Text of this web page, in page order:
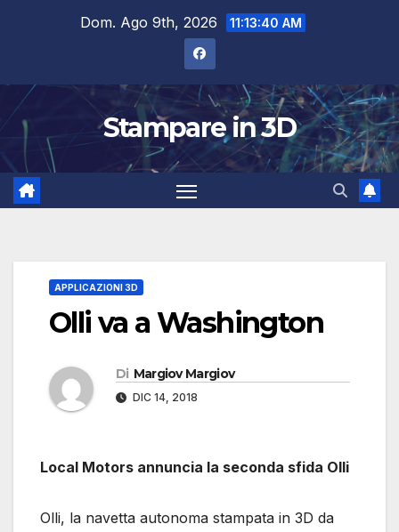
Dom. Ago 9th, 2026 11:13:41 AM
Stampare in 3D
APPLICAZIONI 3D
Olli va a Washington
Di Margiov Margiov
DIC 14, 2018
Local Motors annuncia la seconda sfida Olli
Olli, la navetta autonoma stampata in 3D da